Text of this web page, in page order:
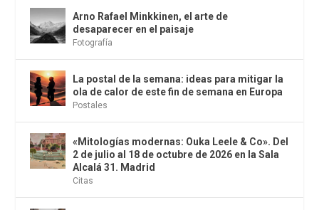
Arno Rafael Minkkinen, el arte de
desaparecer en el paisaje
Fotografía
La postal de la semana: ideas para mitigar la
ola de calor de este fin de semana en Europa
Postales
«Mitologías modernas: Ouka Leele & Co». Del
2 de julio al 18 de octubre de 2026 en la Sala
Alcalá 31. Madrid
Citas